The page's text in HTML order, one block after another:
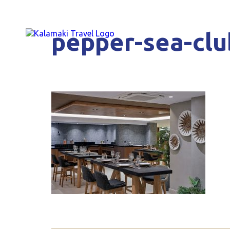
pepper-sea-